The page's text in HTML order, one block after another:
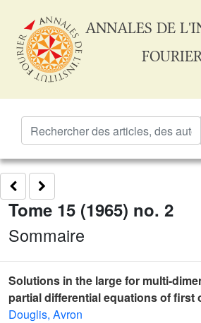
ANNALES DE
Tome 15 (1965) no. 2
Sommaire
Solutions in the large for multi-
partial differential equations of first
Douglis, Avron